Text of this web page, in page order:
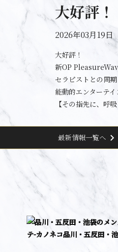
大好評
2026年03月19日
大好評！
新OP
セラピストとの同
能動的エンターテイ
【その指先に、呼
最新情報一覧へ chevron_right